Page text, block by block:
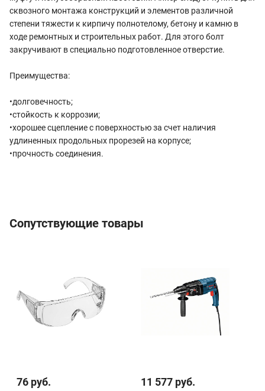
сквозного монтажа конструкций и элементов различной
степени тяжести к кирпичу полнотелому, бетону и камню в
ходе ремонтных и строительных работ. Для этого болт
закручивают в специально подготовленное отверстие.
Преимущества:
•долговечность;
•стойкость к коррозии;
•хорошее сцепление с поверхностью за счет наличия
удлиненных продольных прорезей на корпусе;
•прочность соединения.
Сопутствующие товары
76 руб. 11 577 руб.